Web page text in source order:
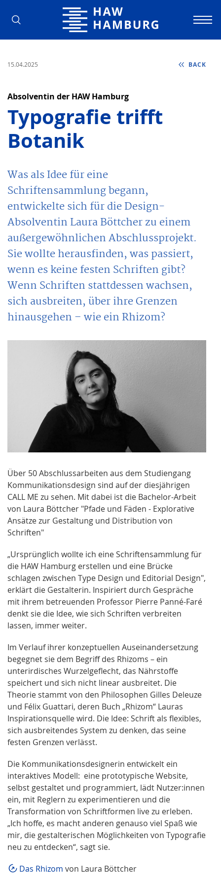
Hamburg University of Applied
15.04.2025 BACK
Absolventin der HAW Hamburg
Typografie trifft
Botanik
Was als Idee für eine
Schriftensammlung begann,
entwickelte sich für die Design-
Absolventin Laura Böttcher zu einem
außergewöhnlichen Abschlussprojekt.
Sie wollte herausfinden, was passiert,
wenn es keine festen Schriften gibt?
Wenn Schriften stattdessen wachsen,
sich ausbreiten, über ihre Grenzen
hinausgehen – wie ein Rhizom?
Über 50 Abschlussarbeiten aus dem Studiengang
Kommunikationsdesign sind auf der diesjährigen
CALL ME zu sehen. Mit dabei ist die Bachelor-Arbeit
von Laura Böttcher "Pfade und Fäden - Explorative
Ansätze zur Gestaltung und Distribution von
Schriften"
„Ursprünglich wollte ich eine Schriftensammlung für
die HAW Hamburg erstellen und eine Brücke
schlagen zwischen Type Design und Editorial Design",
erklärt die Gestalterin. Inspiriert durch Gespräche
mit ihrem betreuenden Professor Pierre Panné-Faré
denkt sie die Idee, wie sich Schriften verbreiten
lassen, immer weiter.
Im Verlauf ihrer konzeptuellen Auseinandersetzung
begegnet sie dem Begriff des Rhizoms – ein
unterirdisches Wurzelgeflecht, das Nährstoffe
speichert und sich nicht linear ausbreitet. Die
Theorie stammt von den Philosophen Gilles Deleuze
und Félix Guattari, deren Buch „Rhizom“ Lauras
Inspirationsquelle wird. Die Idee: Schrift als flexibles,
sich ausbreitendes System zu denken, das seine
festen Grenzen verlässt.
Die Kommunikationsdesignerin entwickelt ein
interaktives Modell: eine prototypische Website,
selbst gestaltet und programmiert, lädt Nutzer:innen
ein, mit Reglern zu experimentieren und die
Transformation von Schriftformen live zu erleben.
„Ich hoffe, es macht anderen genauso viel Spaß wie
mir, die gestalterischen Möglichkeiten von Typografie
neu zu entdecken“, sagt sie.
Das Rhizom von Laura Böttcher